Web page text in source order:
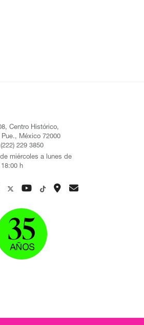
Centro Histórico,
Pue., México 72000
229 3850
miércoles a lunes de
18:00 h